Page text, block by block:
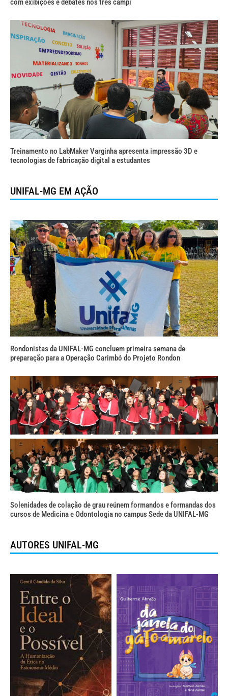
com exibições e debates nos três campi
Treinamento no LabMaker Varginha apresenta impressão 3D e
tecnologias de fabricação digital a estudantes
UNIFAL-MG EM AÇÃO
Rondonistas da UNIFAL-MG concluem primeira semana de
preparação para a Operação Carimbó do Projeto Rondon
Solenidades de colação de grau reúnem formandos e formandas dos
cursos de Medicina e Odontologia no campus Sede da UNIFAL-MG
AUTORES UNIFAL-MG